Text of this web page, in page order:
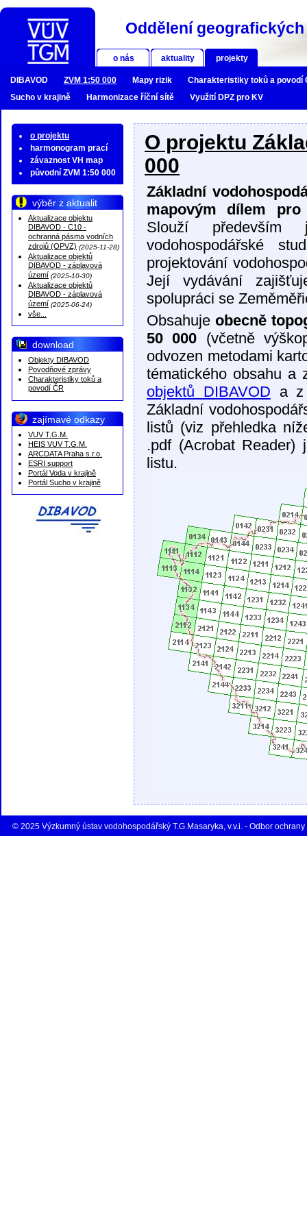
Oddělení
o nás aktuality projekty
DIBAVOD ZVM 1:50 000 Mapy rizik
Charakteristiky toků a povodí
Sucho v krajině
Harmonizace říční sítě Využití DPZ pro KV
o projektu
harmonogram prací
závaznost VH map
původní ZVM 1:50 000
výběr z aktualit
Aktualizace objektu
DIBAVOD - C10 -
ochranná pásma vodních
zdrojů (OPVZ) (2025-11-28)
Aktualizace objektů
DIBAVOD - záplavová
území (2025-10-30)
Aktualizace objektů
DIBAVOD - záplavová
území (2025-06-24)
vše...
download
Objekty DIBAVOD
Povodňové zprávy
Charakteristiky toků a
povodí ČR
zajímavé odkazy
VUV T.G.M.
HEIS VUV T.G.M.
ARCDATA Praha s.r.o.
ESRI support
Portál Voda v krajině
Portál Sucho v krajině
O projektu
000
Základní
mapovým dílem
Slouží
vodohospodářské
projektování
Její vydávání
spolupráci se
Obsahuje obecně
50 000 (včetně
odvozen metodami
tématického obsahu a
objektů DIBAVOD a z
Základní
listů (viz přehledka
.pdf (Acrobat
listu.
© 2025 Výzkumný ústav vodohospodářský T.G.Masaryka, v.v.i. - Odbor